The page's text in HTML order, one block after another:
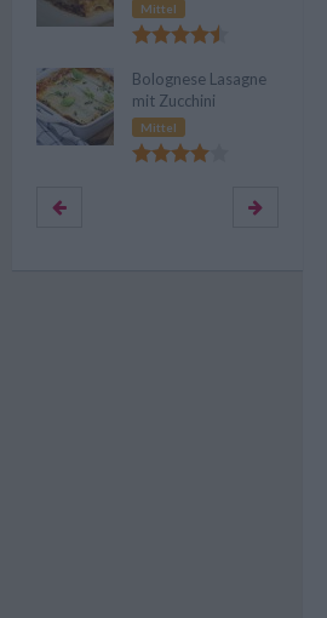
Mittel
Bolognese Lasagne
mit Zucchini
Mittel